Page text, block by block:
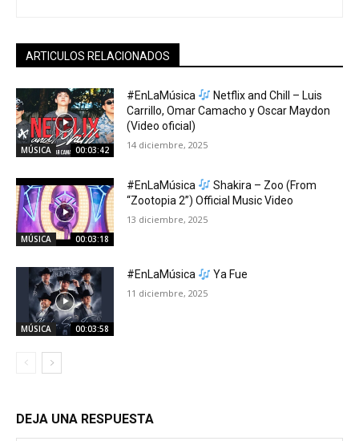
ARTICULOS RELACIONADOS
MÚSICA 00:03:42
#EnLaMúsica
Netflix and Chill – Luis
Carrillo, Omar Camacho y Oscar Maydon
(Video oficial)
14 diciembre, 2025
MÚSICA 00:03:18
#EnLaMúsica
Shakira – Zoo (From
“Zootopia 2”) Official Music Video
13 diciembre, 2025
MÚSICA 00:03:58
#EnLaMúsica Ya Fue
11 diciembre, 2025
DEJA UNA RESPUESTA